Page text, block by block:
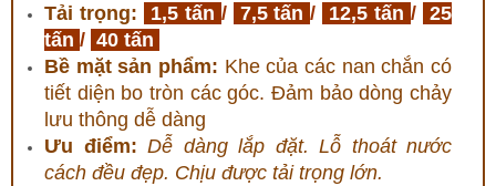
Tải trọng:
1,5 tấn / 7,5 tấn/ 12,5 tấn/ 25
tấn / 40 tấn
Bề mặt sản phẩm: Khe của các nan chắn có
tiết diện bo tròn các góc. Đảm bảo dòng chảy
lưu thông dễ dàng
Ưu điểm: Dễ dàng lắp đặt. Lỗ thoát nước
cách đều đẹp. Chịu được tải trọng lớn.